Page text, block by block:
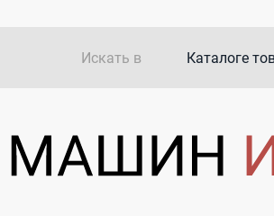
Искать в Каталоге
В закупках